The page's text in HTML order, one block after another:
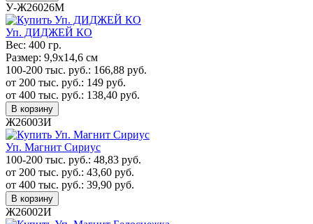
У-Ж26026М
Уп. ДИДЖЕЙ КО
Вес: 400 гр.
Размер: 9,9х14,6 см
100-200 тыс. руб.: 166,88 руб.
от 200 тыс. руб.: 149 руб.
от 400 тыс. руб.: 138,40 руб.
В корзину
Ж26003И
Уп. Магнит Сириус
100-200 тыс. руб.: 48,83 руб.
от 200 тыс. руб.: 43,60 руб.
от 400 тыс. руб.: 39,90 руб.
В корзину
Ж26002И